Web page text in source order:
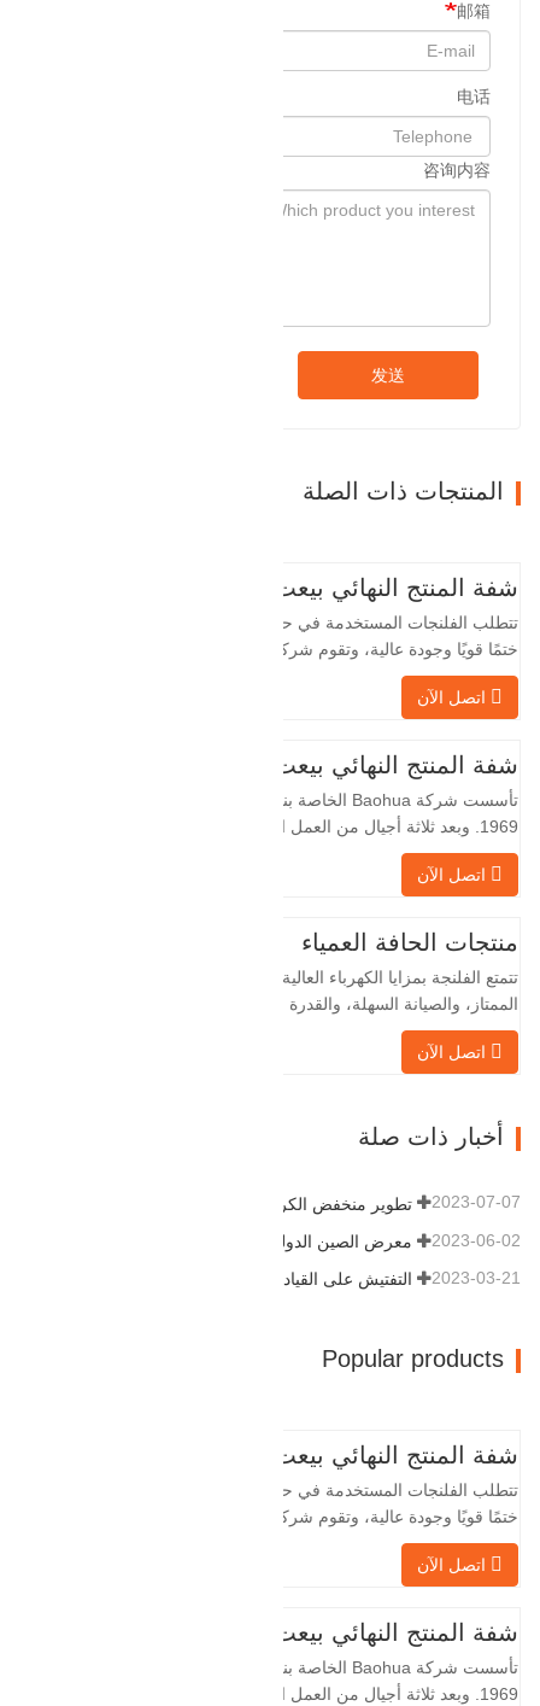
邮箱
电话
咨询内容
发送
المنتجات ذات الصلة
شفة المنتج النهائي بيعت
تتطلب الفلنجات المستخدمة في حقول النفط
الخاصة بنا بمعالجة الفلنجات في حقول النفط
لسنوات عديدة وتقوم بتصديرها بشكل غير
لأن الصناعة المحلية ليست مثالية، فإننا نريد
الاستيراد والتصدير مباشرة مع العملاء
الأجانب،…
اتصل الآن
شفة المنتج النهائي بيعت
تأسست شركة Baohua الخاصة بنا في عام
1969. وبعد ثلاثة أجيال من العمل الشاق،
السنوي للمطروقات 30,000 طن. بشكل
رئيسي في السيارات والآلات الهيدروليكية
وتوليد طاقة الرياح وقطع…
اتصل الآن
منتجات الحافة العمياء
تتمتع الفلنجة بمزايا الكهرباء العالية، والختم
الممتاز، والصيانة السهلة، والقدرة على
التكيف القوية وقابلية إعادة الاستخدام، مما
يجعلها عاملاً أساسيًا وأساسيًا في نظام
الداخلي 57.76 القطر الخارجي 304.…
اتصل الآن
أخبار ذات صلة
تطوير منخفض الكربون وعالي الجودة 2023-07-07
معرض الصين الدولي للبترول 2023-06-02
التفتيش على القيادة 2023-03-21
Popular products
شفة المنتج النهائي بيعت
تتطلب الفلنجات المستخدمة في حقول النفط
الخاصة بنا بمعالجة الفلنجات في حقول النفط
لسنوات عديدة وتقوم بتصديرها بشكل غير
لأن الصناعة المحلية ليست مثالية، فإننا نريد
الاستيراد والتصدير مباشرة مع العملاء
الأجانب،
اتصل الآن
شفة المنتج النهائي بيعت
تأسست شركة Baohua الخاصة بنا في عام
1969. وبعد ثلاثة أجيال من العمل الشاق،